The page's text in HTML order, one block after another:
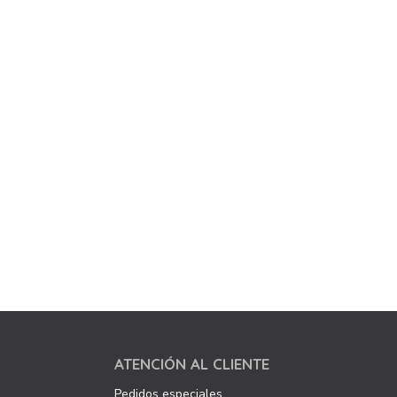
ATENCIÓN AL CLIENTE